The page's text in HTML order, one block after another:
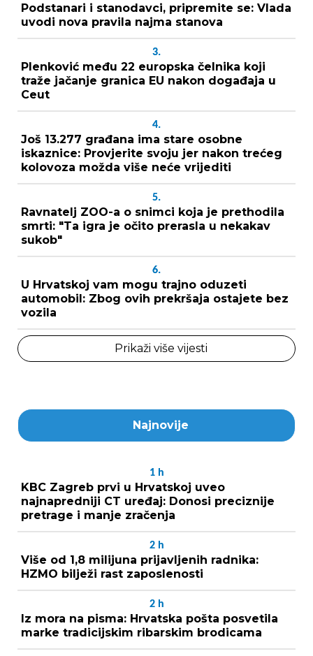
Podstanari i stanodavci, pripremite se: Vlada
uvodi nova pravila najma stanova
3.
Plenković među 22 europska čelnika koji
traže jačanje granica EU nakon događaja u
Ceut
4.
Još 13.277 građana ima stare osobne
iskaznice: Provjerite svoju jer nakon trećeg
kolovoza možda više neće vrijediti
5.
Ravnatelj ZOO-a o snimci koja je prethodila
smrti: "Ta igra je očito prerasla u nekakav
sukob"
6.
U Hrvatskoj vam mogu trajno oduzeti
automobil: Zbog ovih prekršaja ostajete bez
vozila
Prikaži više vijesti
Najnovije
1 h
KBC Zagreb prvi u Hrvatskoj uveo
najnapredniji CT uređaj: Donosi preciznije
pretrage i manje zračenja
2 h
Više od 1,8 milijuna prijavljenih radnika:
HZMO bilježi rast zaposlenosti
2 h
Iz mora na pisma: Hrvatska pošta posvetila
marke tradicijskim ribarskim brodicama